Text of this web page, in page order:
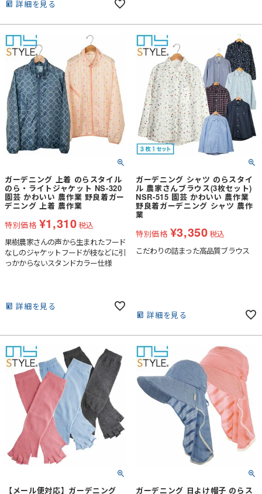
詳細を見る
ガーデニング 上着 のらスタイル
のら・ライトジャケット NS-320
園芸 かわいい 農作業 野良着ガー
デニング 上着 農作業
特別価格 ¥1,310税込
果樹農家さんの声から生まれたフード
なしのジャケットフードが枝などに引
っかからないスタンドカラー仕様
詳細を見る
ガーデニング シャツ のらスタイ
ル 農家さんブラウス(3枚セット)
NSR-515 園芸 かわいい 農作業
野良着ガーデニング シャツ 農作
業
特別価格 ¥3,350税込
こだわりの詰まった高品質ブラウス
詳細を見る
【メール便対応】ガーデニング ガーデニング 日よけ帽子 のらス